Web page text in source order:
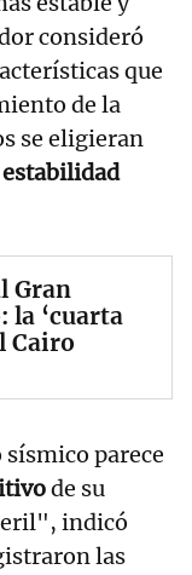
consideró
que
de la
se eligieran
estabilidad
Gran
la ‘cuarta
Cairo
parece
de su
indicó
las